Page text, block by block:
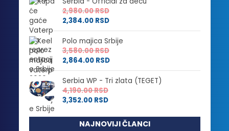
2,980.00RSD
2,384.00 RSD
Polo majica Srbije
3,580.00RSD
2,864.00 RSD
Serbia WP - Tri zlata (TEGET)
4,190.00RSD
3,352.00 RSD
NAJNOVIJI ČLANCI